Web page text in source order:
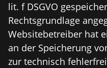
lit. f DSGVO
Rechtsgrundlage
Websitebetreiber hat
an der Speicherung
zur technisch